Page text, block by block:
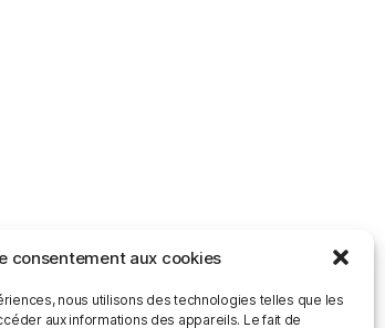
consentement aux cookies
nous utilisons des technologies telles que les
aux informations des appareils. Le fait de